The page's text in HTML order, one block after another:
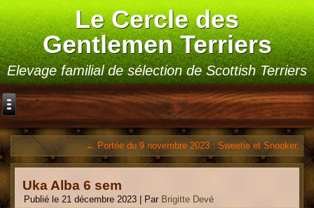
Le Cercle des
Gentlemen Terriers
Elevage familial de sélection de Scottish Terriers
← Portée du 9 novembre 2023 : Sweetie et Snooker.
Uka Alba 6 sem
Publié le 21 décembre 2023 | Par Brigitte Devé